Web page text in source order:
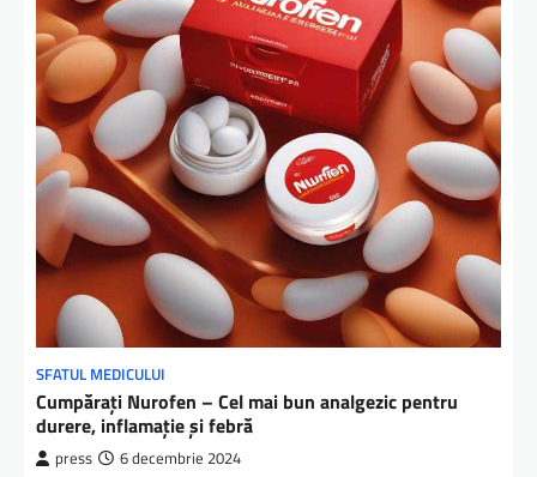
SFATUL MEDICULUI
Cumpărați Nurofen – Cel mai bun analgezic pentru
durere, inflamație și febră
press 6 decembrie 2024